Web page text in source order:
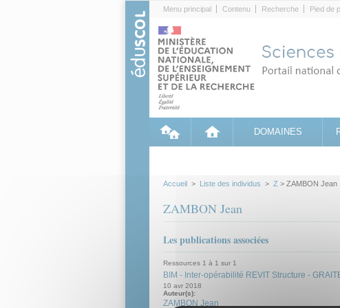
Menu principal Contenu Recherche Pied de
DOMAINES
Accueil > Liste des individus > Z > ZAMBON Jean
ZAMBON Jean
Les publications associées
Ressources 1 à 1 sur 1
BIM - Inter-opérabilité REVIT Structure -
10 avr 2018
Auteur(s):
ZAMBON Jean